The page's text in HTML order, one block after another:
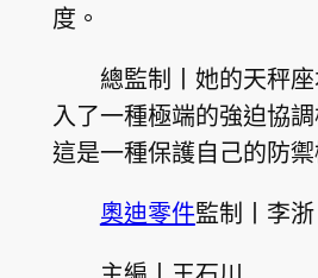
度。
總監制丨她的天秤
入了一種極端的強迫協調
這是一種保護自己的防
奧迪零件監制丨李浙